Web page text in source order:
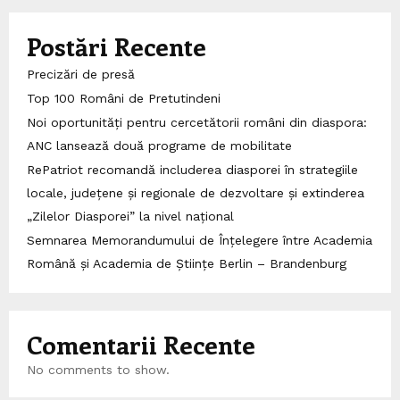
Postări Recente
Precizări de presă
Top 100 Români de Pretutindeni
Noi oportunități pentru cercetătorii români din diaspora:
ANC lansează două programe de mobilitate
RePatriot recomandă includerea diasporei în strategiile
locale, județene și regionale de dezvoltare și extinderea
„Zilelor Diasporei” la nivel național
Semnarea Memorandumului de Înțelegere între Academia
Română și Academia de Științe Berlin – Brandenburg
Comentarii Recente
No comments to show.